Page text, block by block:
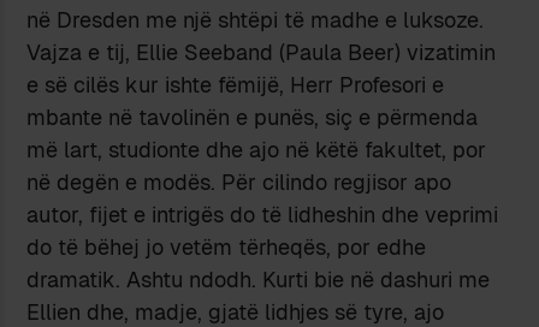
në Dresden me një shtëpi të madhe e luksoze.
Vajza e tij, Ellie Seeband (Paula Beer) vizatimin
e së cilës kur ishte fëmijë, Herr Profesori e
mbante në tavolinën e punës, siç e përmenda
më lart, studionte dhe ajo në këtë fakultet, por
në degën e modës. Për cilindo regjisor apo
autor, fijet e intrigës do të lidheshin dhe veprimi
do të bëhej jo vetëm tërheqës, por edhe
dramatik. Ashtu ndodh. Kurti bie në dashuri me
Ellien dhe, madje, gjatë lidhjes së tyre, ajo